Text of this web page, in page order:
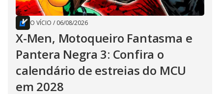
O VÍCIO / 06/08/2026
X-Men, Motoqueiro Fantasma e
Pantera Negra 3: Confira o
calendário de estreias do MCU
em 2028